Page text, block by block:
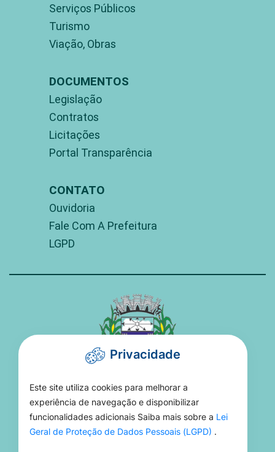
Serviços Públicos
Turismo
Viação, Obras
DOCUMENTOS
Legislação
Contratos
Licitações
Portal Transparência
CONTATO
Ouvidoria
Fale Com A Prefeitura
LGPD
PREFEITURA DE TORIXORÉU
Rua 15 De Novembro, 16 - Setor Aeroporto -
Privacidade
Este site utiliza cookies para melhorar a
experiência de navegação e disponibilizar
funcionalidades adicionais Saiba mais sobre a Lei
Geral de Proteção de Dados Pessoais (LGPD) .